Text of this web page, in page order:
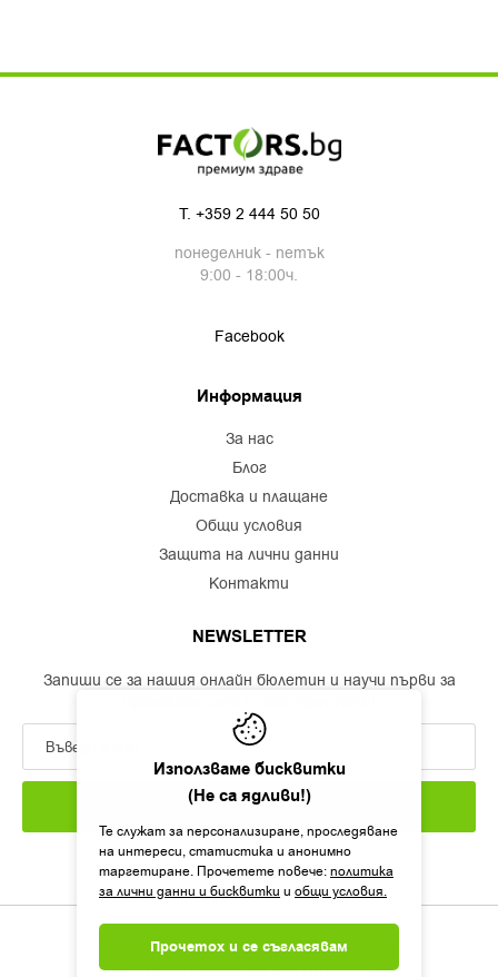
Използваме бисквитки
(Не са ядливи!)
Те служат за персонализиране, проследяване
на интереси, статистика и анонимно
таргетиране. Прочетете повече:политика
за лични данни и бисквитки и общи условия.
Прочетох и се съгласявам
T. +359 2 444 50 50
понеделник - петък
9:00 - 18:00ч.
Facebook
Информация
за нас
блог
доставка и плащане
общи условия
защита на лични данни
контакти
NEWSLETTER
Запиши се за нашия онлайн бюлетин и научи първи за
ЗАПИШИ СЕ
©2026 framemedical.bg. Всички права запазени!
Дизайн и разработка от